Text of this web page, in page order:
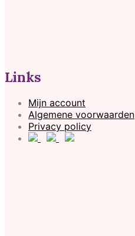
Links
Mijn account
Algemene voorwaarden
Privacy policy